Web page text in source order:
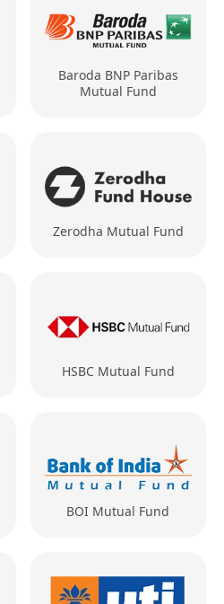
Baroda BNP Paribas
Mutual Fund
Zerodha Mutual Fund
HSBC Mutual Fund
BOI Mutual Fund